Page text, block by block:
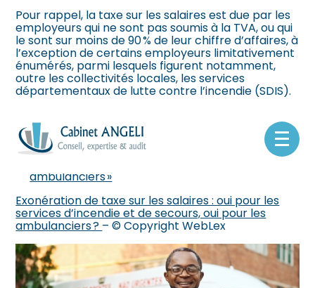
Aller
au
Pour rappel, la taxe sur les salaires est due par les
employeurs qui ne sont pas soumis à la TVA, ou qui
le sont sur moins de 90 % de leur chiffre d’affaires, à
l’exception de certains employeurs limitativement
énumérés, parmi lesquels figurent notamment,
outre les collectivités locales, les services
départementaux de lutte contre l’incendie (SDIS).
Réponse ministérielle Petit, Assemblée
nationale, du 4 février 2025, no 5939 :
ambulanciers »
Exonération de taxe sur les salaires : oui pour les
services d’incendie et de secours, oui pour les
ambulanciers ? – © Copyright WebLex